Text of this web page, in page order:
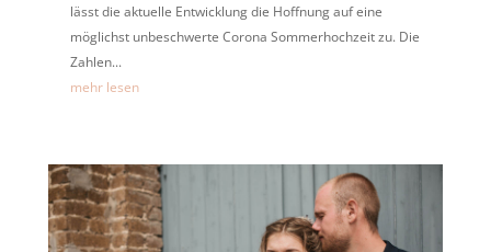
lässt die aktuelle Entwicklung die Hoffnung auf eine
möglichst unbeschwerte Corona Sommerhochzeit zu. Die
Zahlen...
mehr lesen